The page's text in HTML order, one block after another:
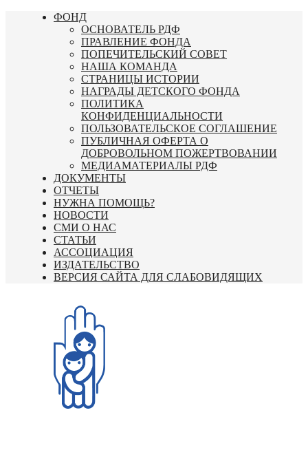
Перейти
ФОНД
ОСНОВАТЕЛЬ РДФ
ПРАВЛЕНИЕ ФОНДА
ПОПЕЧИТЕЛЬСКИЙ СОВЕТ
НАША КОМАНДА
СТРАНИЦЫ ИСТОРИИ
НАГРАДЫ ДЕТСКОГО ФОНДА
ПОЛИТИКА
КОНФИДЕНЦИАЛЬНОСТИ
ПОЛЬЗОВАТЕЛЬСКОЕ СОГЛАШЕНИЕ
ПУБЛИЧНАЯ ОФЕРТА О
ДОБРОВОЛЬНОМ ПОЖЕРТВОВАНИИ
МЕДИАМАТЕРИАЛЫ РДФ
ДОКУМЕНТЫ
ОТЧЕТЫ
НУЖНА ПОМОЩЬ?
НОВОСТИ
СМИ О НАС
СТАТЬИ
АССОЦИАЦИЯ
ИЗДАТЕЛЬСТВО
ВЕРСИЯ САЙТА ДЛЯ СЛАБОВИДЯЩИХ